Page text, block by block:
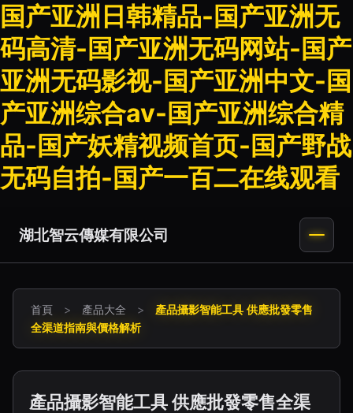
国产亚洲日韩精品-国产亚洲无
码高清-国产亚洲无码网站-国产
亚洲无码影视-国产亚洲中文-国
产亚洲综合av-国产亚洲综合精
品-国产妖精视频首页-国产野战
无码自拍-国产一百二在线观看
湖北智云傳媒有限公司
首頁 > 產品大全 >
產品攝影智能工具 供應批發零售
全渠道指南與價格解析
產品攝影智能工具 供應批發零售全渠